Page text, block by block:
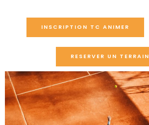
INSCRIPTION TC ANIMER
RESERVER UN TERRAIN